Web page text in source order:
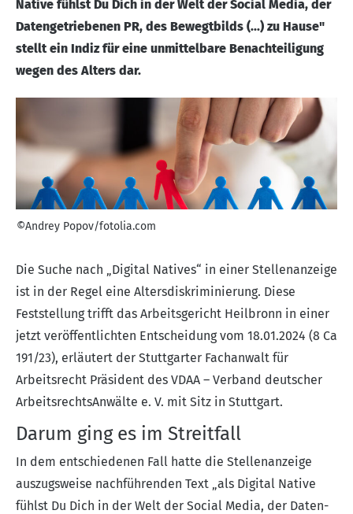
Native fühlst Du Dich in der Welt der Social Media, der
Datengetriebenen PR, des Bewegtbilds (...) zu Hause"
stellt ein Indiz für eine unmittelbare Benachteiligung
wegen des Alters dar.
©Andrey Popov/fotolia.com
Die Suche nach „Digital Natives“ in einer Stellenanzeige
ist in der Regel eine Altersdiskriminierung. Diese
Feststellung trifft das Arbeitsgericht Heilbronn in einer
jetzt veröffentlichten Entscheidung vom 18.01.2024 (8 Ca
191/23), erläutert der Stuttgarter Fachanwalt für
Arbeitsrecht Präsident des VDAA – Verband deutscher
ArbeitsrechtsAnwälte e. V. mit Sitz in Stuttgart.
Darum ging es im Streitfall
In dem entschiedenen Fall hatte die Stellenanzeige
auszugsweise nachführenden Text „als Digital Native
fühlst Du Dich in der Welt der Social Media, der Daten-